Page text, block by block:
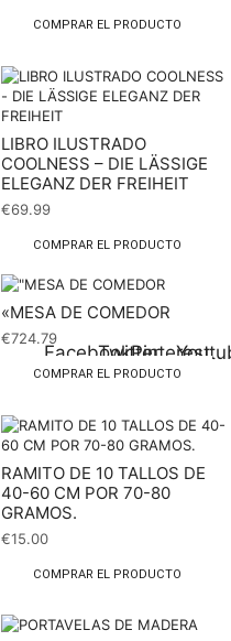
COMPRAR EL PRODUCTO
LIBRO ILUSTRADO
COOLNESS – DIE LÄSSIGE
ELEGANZ DER FREIHEIT
€69.99
COMPRAR EL PRODUCTO
FacebookTwitterPinterest
«MESA DE COMEDOR
€724.79
COMPRAR EL PRODUCTO
RAMITO DE 10 TALLOS DE
40-60 CM POR 70-80
GRAMOS.
€15.00
COMPRAR EL PRODUCTO